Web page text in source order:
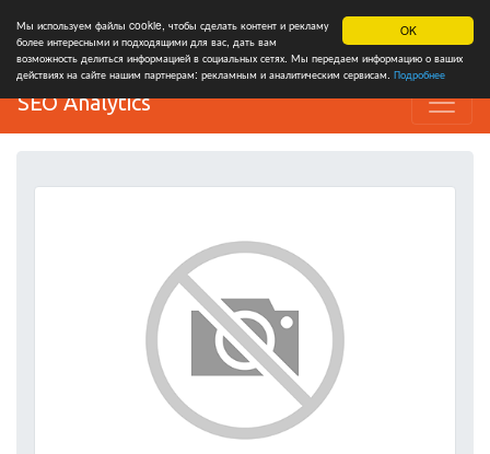
OK
Мы используем файлы cookie, чтобы сделать контент и рекламу
более интересными и подходящими для вас, дать вам
возможность делиться информацией в социальных сетях. Мы передаем информацию о ваших
действиях на сайте нашим партнерам: рекламным и аналитическим сервисам. Подробнее
SEO Analytics